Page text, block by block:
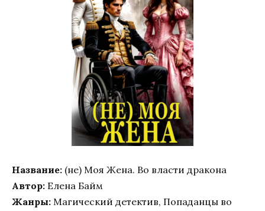
Название: (не) Моя Жена. Во власти дракона
Автор: Елена Байм
Жанры: Магический детектив, Попаданцы во